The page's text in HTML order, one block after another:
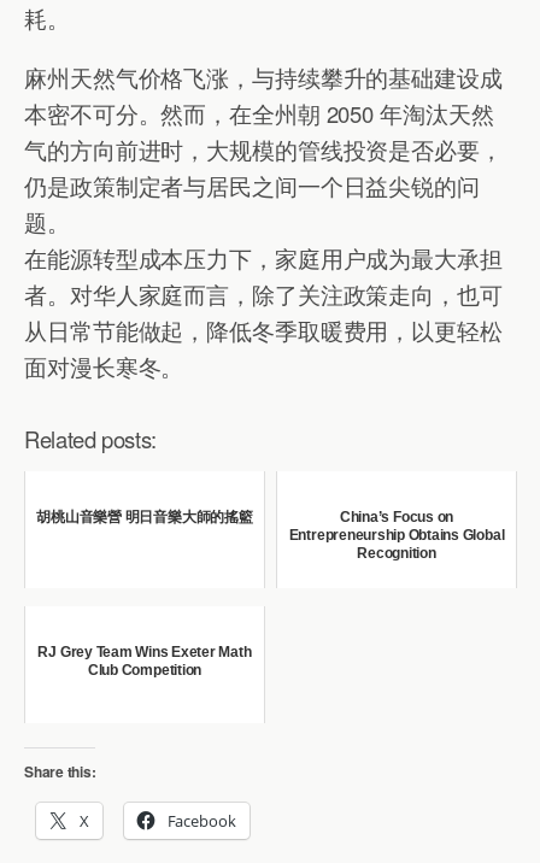
耗。
麻州天然气价格飞涨，与持续攀升的基础建设成
本密不可分。然而，在全州朝 2050 年淘汰天然
气的方向前进时，大规模的管线投资是否必要，
仍是政策制定者与居民之间一个日益尖锐的问
题。
在能源转型成本压力下，家庭用户成为最大承担
者。对华人家庭而言，除了关注政策走向，也可
从日常节能做起，降低冬季取暖费用，以更轻松
面对漫长寒冬。
Related posts:
胡桃山音樂營 明日音樂大師的搖籃
China’s Focus on
Entrepreneurship Obtains Global
Recognition
RJ Grey Team Wins Exeter Math
Club Competition
Share this:
X Facebook